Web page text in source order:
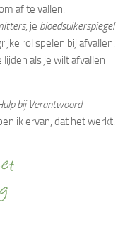
af te vallen.
, je bloedsuikerspiegel
rol spelen bij afvallen.
als je wilt afvallen
bij Verantwoord
ik ervan, dat het werkt.